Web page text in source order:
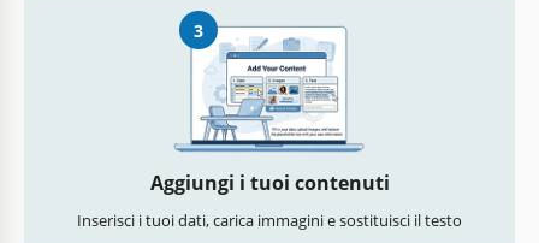
3
Aggiungi i tuoi contenuti
Inserisci i tuoi dati, carica immagini e sostituisci il testo